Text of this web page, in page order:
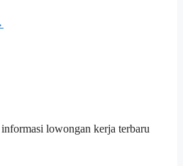
lowongan kerja terbaru